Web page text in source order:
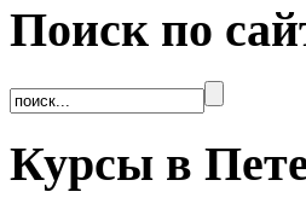
Поиск по
Курсы в